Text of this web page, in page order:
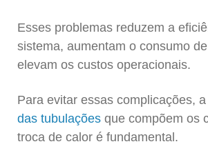
Esses problemas reduzem a
sistema, aumentam o consumo
elevam os custos operacionais.
Para evitar essas complicações, a
das tubulações que compõem os
troca de calor é fundamental.